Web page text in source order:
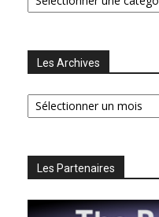
Les Archives
Les
Archives
Les Partenaires